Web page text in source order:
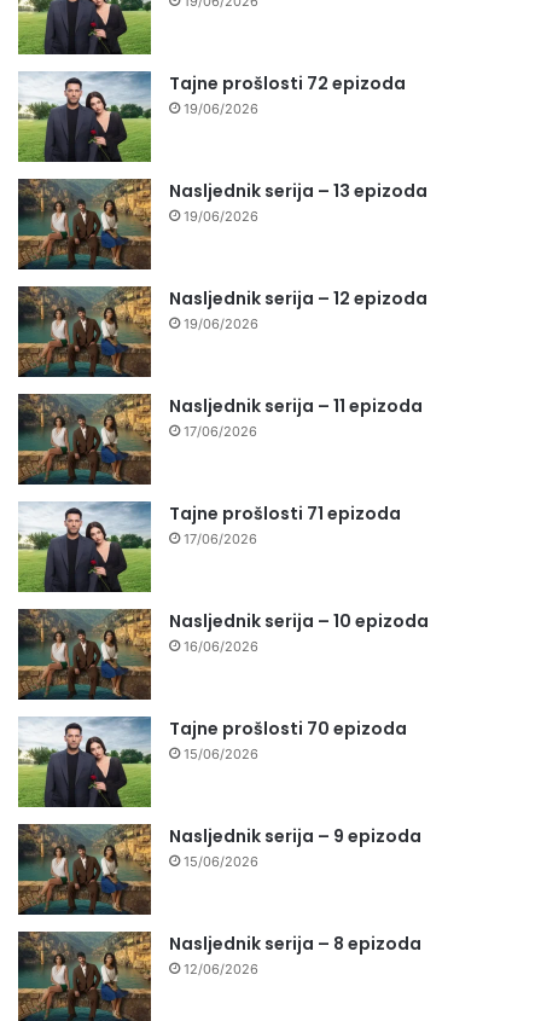
Tajne prošlosti 72 epizoda
19/06/2026
Nasljednik serija – 13 epizoda
19/06/2026
Nasljednik serija – 12 epizoda
19/06/2026
Nasljednik serija – 11 epizoda
17/06/2026
Tajne prošlosti 71 epizoda
17/06/2026
Nasljednik serija – 10 epizoda
16/06/2026
Tajne prošlosti 70 epizoda
15/06/2026
Nasljednik serija – 9 epizoda
15/06/2026
Nasljednik serija – 8 epizoda
12/06/2026